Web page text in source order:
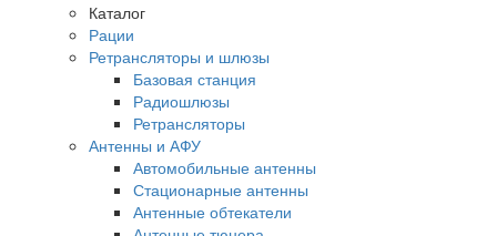
Каталог
Рации
Ретрансляторы и шлюзы
Базовая станция
Радиошлюзы
Ретрансляторы
Антенны и АФУ
Автомобильные антенны
Стационарные антенны
Антенные обтекатели